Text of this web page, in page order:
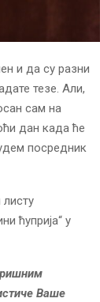
и да су разни
тезе. Али,
сам на
дан када ће
посредник
ћуприја“ у
Ваше